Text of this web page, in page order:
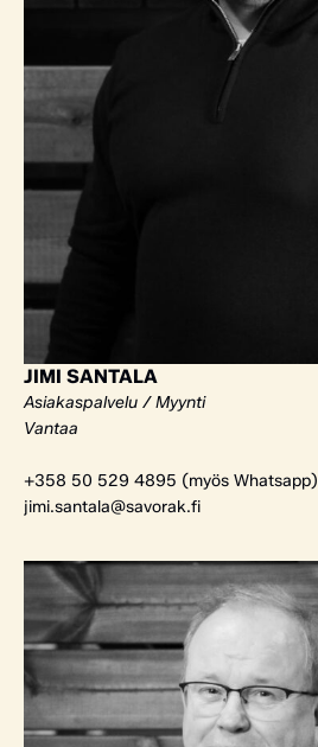
JIMI SANTALA
Asiakaspalvelu / Myynti
Vantaa
+358 50 529 4895 (myös Whatsapp)
jimi.santala@savorak.fi